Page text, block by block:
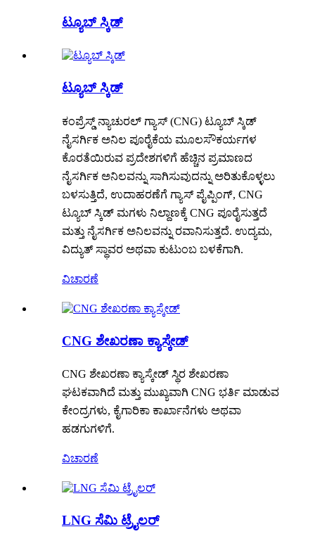
ಟ್ಯೂಬ್ ಸ್ಕಿಡ್
ಟ್ಯೂಬ್ ಸ್ಕಿಡ್
ಕಂಪ್ರೆಸ್ಡ್ ನ್ಯಾಚುರಲ್ ಗ್ಯಾಸ್ (CNG) ಟ್ಯೂಬ್ ಸ್ಕಿಡ್
ನೈಸರ್ಗಿಕ ಅನಿಲ ಪೂರೈಕೆಯ ಮೂಲಸೌಕರ್ಯಗಳ
ಕೊರತೆಯಿರುವ ಪ್ರದೇಶಗಳಿಗೆ ಹೆಚ್ಚಿನ ಪ್ರಮಾಣದ
ನೈಸರ್ಗಿಕ ಅನಿಲವನ್ನು ಸಾಗಿಸುವುದನ್ನು ಅರಿತುಕೊಳ್ಳಲು
ಬಳಸುತ್ತಿದೆ, ಉದಾಹರಣೆಗೆ ಗ್ಯಾಸ್ ಪೈಪ್ಪಿಂಗ್, CNG
ಟ್ಯೂಬ್ ಸ್ಕಿಡ್ ಮಗಳು ನಿಲ್ದಾಣಕ್ಕೆ CNG ಪೂರೈಸುತ್ತದೆ
ಮತ್ತು ನೈಸರ್ಗಿಕ ಅನಿಲವನ್ನು ರವಾನಿಸುತ್ತದೆ. ಉದ್ಯಮ,
ವಿದ್ಯುತ್ ಸ್ಥಾವರ ಅಥವಾ ಕುಟುಂಬ ಬಳಕೆಗಾಗಿ.
ವಿಚಾರಣೆ
CNG ಶೇಖರಣಾ ಕ್ಯಾಸ್ಕೇಡ್
CNG ಶೇಖರಣಾ ಕ್ಯಾಸ್ಕೇಡ್ ಸ್ಥಿರ ಶೇಖರಣಾ
ಘಟಕವಾಗಿದೆ ಮತ್ತು ಮುಖ್ಯವಾಗಿ CNG ಭರ್ತಿ ಮಾಡುವ
ಕೇಂದ್ರಗಳು, ಕೈಗಾರಿಕಾ ಕಾರ್ಖಾನೆಗಳು ಅಥವಾ
ಹಡಗುಗಳಿಗೆ.
ವಿಚಾರಣೆ
LNG ಸೆಮಿ ಟ್ರೈಲರ್